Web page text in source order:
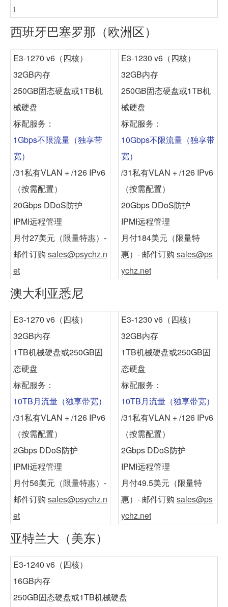
t
西班牙巴塞罗那（欧洲区）
E3-1270 v6（四核）
32GB内存
250GB固态硬盘或1TB机
械硬盘
标配服务：
1Gbps不限流量（独享带
宽）
/31私有VLAN + /126 IPv6
（按需配置）
20Gbps DDoS防护
IPMI远程管理
月付27美元 （限量特惠）-
邮件订购 sales@psychz.n
et
E3-1230 v6（四核）
32GB内存
250GB固态硬盘或1TB机
械硬盘
标配服务：
10Gbps不限流量（独享带
宽）
/31私有VLAN + /126 IPv6
（按需配置）
20Gbps DDoS防护
IPMI远程管理
月付184美元 （限量特
惠）- 邮件订购 sales@ps
ychz.net
澳大利亚悉尼
E3-1270 v6（四核）
32GB内存
1TB机械硬盘或250GB固
态硬盘
标配服务：
10TB月流量（独享带宽）
/31私有VLAN + /126 IPv6
（按需配置）
2Gbps DDoS防护
IPMI远程管理
月付56美元 （限量特惠）-
邮件订购 sales@psychz.n
et
E3-1230 v6（四核）
32GB内存
1TB机械硬盘或250GB固
态硬盘
标配服务：
10TB月流量（独享带宽）
/31私有VLAN + /126 IPv6
（按需配置）
2Gbps DDoS防护
IPMI远程管理
月付49.5美元 （限量特
惠）- 邮件订购 sales@ps
ychz.net
亚特兰大（美东）
E3-1240 v6（四核）
16GB内存
250GB固态硬盘或1TB机械硬盘